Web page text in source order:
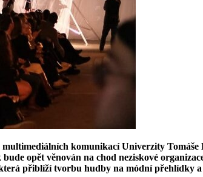
komunikací Univerzity Tomáše
opět věnován na chod neziskové
přiblíží tvorbu hudby na módní přehlídky